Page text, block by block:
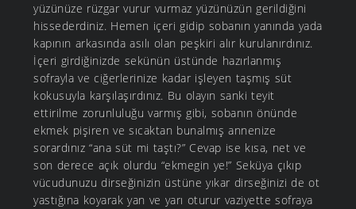
yüzünüze rüzgar vurur vurmaz yüzünüzün gerildiğini
hissederdiniz. Hemen içeri gidip sobanın yanında yada
kapının arkasında asılı olan peşkiri alır kurulanırdınız.
İçeri girdiğinizde sekünün üstünde hazırlanmış
sofrayla ve ciğerlerinize kadar işleyen taşmış süt
kokusuyla karşılaşırdınız. Bu olayın sanki teyit
ettirilme zorunluluğu varmış gibi, sobanın önünde
ekmek pişiren ve sıcaktan bunalmış annenize
sorardınız “ana süt mi taştı?” Cevap ise kısa, net ve
son derece açık olurdu “ekmegin ye!” Seküya çıkıp
vücudunuzu dirseğinizin üstüne yıkar dirseğinizi de ot
yastığına koyarak yan ve yarı oturur vaziyette sofraya